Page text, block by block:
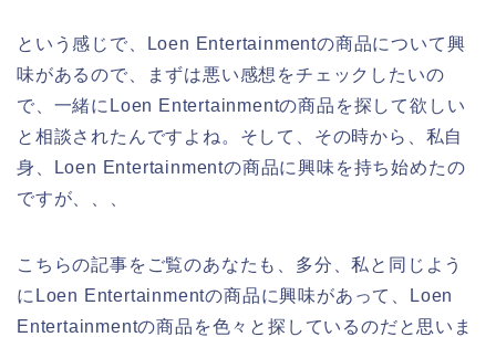
という感じで、Loen Entertainmentの商品について興
味があるので、まずは悪い感想をチェックしたいの
で、一緒にLoen Entertainmentの商品を探して欲しい
と相談されたんですよね。そして、その時から、私自
身、Loen Entertainmentの商品に興味を持ち始めたの
ですが、、、
こちらの記事をご覧のあなたも、多分、私と同じよう
にLoen Entertainmentの商品に興味があって、Loen
Entertainmentの商品を色々と探しているのだと思いま